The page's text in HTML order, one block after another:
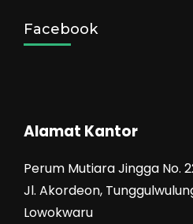
Facebook
Alamat Kantor
Perum Mutiara Jingga No.
Jl. Akordeon,
Lowokwaru